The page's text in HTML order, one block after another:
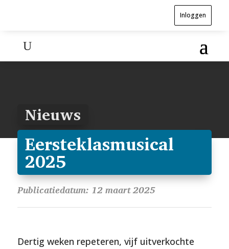
Inloggen
Nieuws
Eersteklasmusical
2025
Publicatiedatum: 12 maart 2025
Dertig weken repeteren, vijf uitverkochte